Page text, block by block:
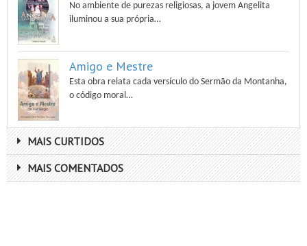
No ambiente de purezas religiosas, a jovem Angelita
iluminou a sua própria…
Amigo e Mestre
Esta obra relata cada versículo do Sermão da Montanha,
o código moral…
MAIS CURTIDOS
MAIS COMENTADOS